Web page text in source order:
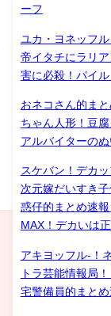
ーフ
ユカ・ヨネッフ
帝イタチにラリ
害に必殺！パイ
おネコさん的ま
ちゃん人形！豆
アルバイターの
スケバン！デカ
次元嫁だいすき
惑仔的まとめ速
MAX！デカいは
アキヨッフル-！
トラ芸能情報局
宅警備員的まとめ